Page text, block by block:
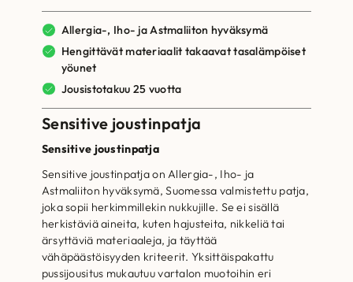
Allergia-, Iho- ja Astmaliiton hyväksymä
Hengittävät materiaalit takaavat tasalämpöiset
yöunet
Jousistotakuu 25 vuotta
Sensitive joustinpatja
Sensitive joustinpatja
Sensitive joustinpatja on Allergia-, Iho- ja
Astmaliiton hyväksymä, Suomessa valmistettu patja,
joka sopii herkimmillekin nukkujille. Se ei sisällä
herkistäviä aineita, kuten hajusteita, nikkeliä tai
ärsyttäviä materiaaleja, ja täyttää
vähäpäästöisyyden kriteerit. Yksittäispakattu
pussijousitus mukautuu vartalon muotoihin eri